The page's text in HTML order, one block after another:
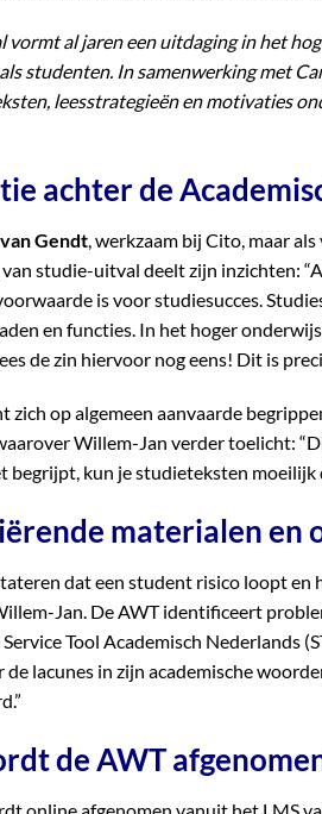
vormt al jaren een uitdaging in het
studenten. In samenwerking met
leesstrategieën en motivaties
achter de
Gendt , werkzaam bij Cito, maar
studie-uitval deelt zijn inzichten:
is voor studiesucces.
en functies. In het hoger
de zin hiervoor nog eens! Dit is
zich op algemeen aanvaarde
waarover Willem-Jan verder toelicht:
begrijpt, kun je studieteksten moeilijk
materialen en
dat een student risico loopt en
Jan. De AWT identificeert
Service Tool Academisch Nederlands
lacunes in zijn academische
de AWT
online afgenomen vanuit het LMS